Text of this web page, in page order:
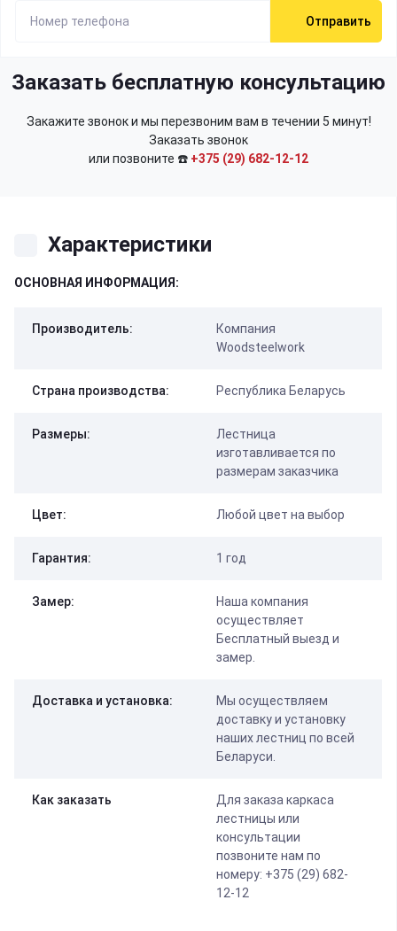
Отправить
Заказать бесплатную консультацию
Закажите звонок и мы перезвоним вам в течении 5 минут!
Заказать звонок
или позвоните ☎️ +375 (29) 682-12-12
Характеристики
ОСНОВНАЯ ИНФОРМАЦИЯ:
Производитель:
Компания
Woodsteelwork
Страна производства: Республика Беларусь
Размеры:
Лестница
изготавливается по
размерам заказчика
Цвет: Любой цвет на выбор
Гарантия: 1 год
Замер:
Наша компания
осуществляет
Бесплатный выезд и
замер.
Доставка и установка:
Мы осуществляем
доставку и установку
наших лестниц по всей
Беларуси.
Как заказать
Для заказа каркаса
лестницы или
консультации
позвоните нам по
номеру: +375 (29) 682-
12-12